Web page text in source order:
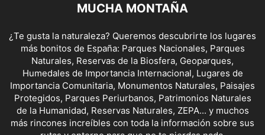
MUCHA MONTAÑA
¿Te gusta la naturaleza? Queremos descubrirte los lugares
más bonitos de España: Parques Nacionales, Parques
Naturales, Reservas de la Biosfera, Geoparques,
Humedales de Importancia Internacional, Lugares de
Importancia Comunitaria, Monumentos Naturales, Paisajes
Protegidos, Parques Periurbanos, Patrimonios Naturales
de la Humanidad, Reservas Naturales, ZEPA... y muchos
más rincones increíbles con toda la información sobre sus